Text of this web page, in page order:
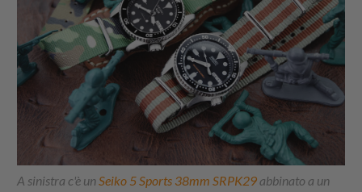
A sinistra c'è unSeiko 5 Sports 38mm SRPK29abbinato a un